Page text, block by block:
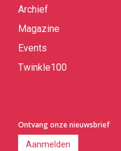
Archief
Magazine
Events
Twinkle100
Ontvang onze nieuwsbrief
Aanmelden